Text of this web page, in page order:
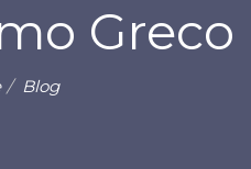
Greco
Blog